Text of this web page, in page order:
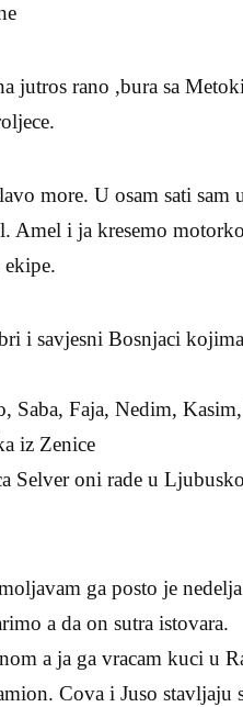
jutros rano ,bura sa
more. U osam sati
Amel i ja kresemo
i savjesni Bosnjaci
Saba, Faja, Nedim,
iz Zenice
Selver oni rade u
ga posto je
a da on sutra istovara.
a ja ga vracam kuci u
Cova i Juso stavljaju